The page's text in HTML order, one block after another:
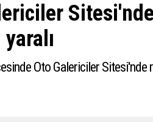
Oto Galericiler Sitesi'nde